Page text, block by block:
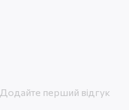
Додайте перший відгук